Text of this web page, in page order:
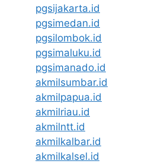
pgsijakarta.id
pgsimedan.id
pgsilombok.id
pgsimaluku.id
pgsimanado.id
akmilsumbar.id
akmilpapua.id
akmilriau.id
akmilntt.id
akmilkalbar.id
akmilkalsel.id